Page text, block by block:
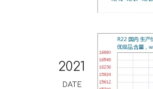
2021
DATE